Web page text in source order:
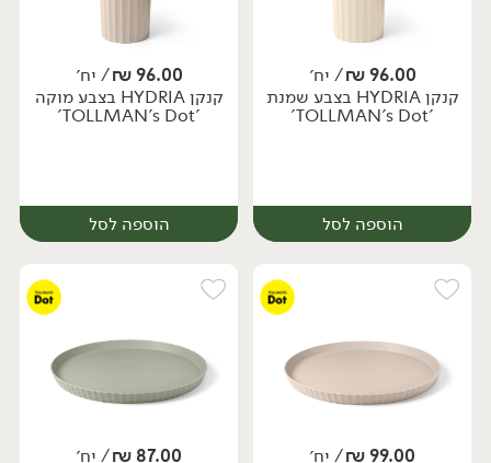
יח׳ יח׳
96.00
₪/ יח׳
קנקן HYDRIA בצבע שמנת
'TOLLMAN's Dot'
הוספה לסל
96.00
₪/ יח׳
קנקן HYDRIA בצבע מוקה
'TOLLMAN's Dot'
הוספה לסל
99.00
₪/ יח׳
87.00
₪/ יח׳